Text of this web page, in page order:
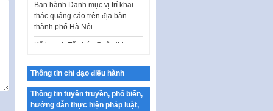
thác quảng cáo trên địa bàn
thành phố Hà Nội
Kế hoạch Tổ chức Cuộc thi
Công bố công khai dự toán kinh
phí xây dựng pháp luật, hoàn
thiện thể chế, chính…
Thông tin chỉ đạo điều hành
Thông tin tuyên truyền, phổ biến,
hướng dẫn thực hiện pháp luật,